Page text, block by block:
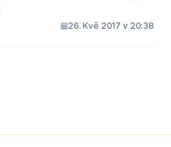
26. Kvě 2017 v 20:38